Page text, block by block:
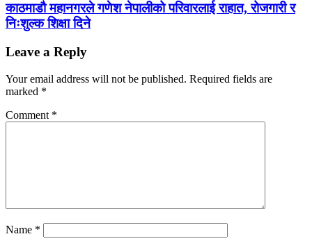
काठमाडौ महानगरले गणेश नेपालीको परिवारलाई राहात, रोजगारी र
निःशुल्क शिक्षा दिने
Leave a Reply
Your email address will not be published. Required fields are
marked *
Comment *
Name *